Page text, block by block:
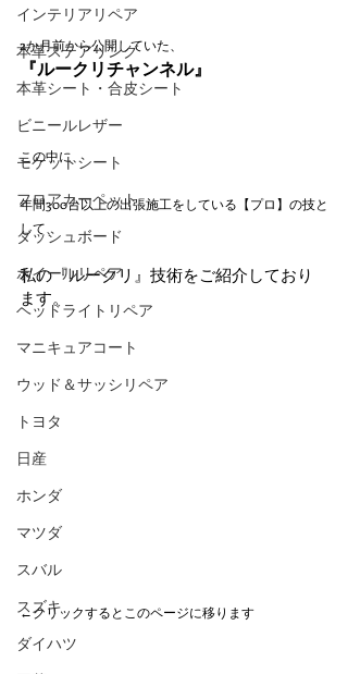
インテリアリペア
本革ステアリング
本革シート・合皮シート
ビニールレザー
モケットシート
フロアカーペット
ダッシュボード
ホイールリペア
ヘッドライトリペア
マニキュアコート
ウッド＆サッシリペア
トヨタ
日産
ホンダ
マツダ
スバル
スズキ
ダイハツ
2か月前から公開していた、
『ルークリチャンネル』
この中に、
年間300台以上の出張施工をしている【プロ】の技と
して、
私の『ルークリ』技術をご紹介しており
ます。
←クリックするとこのページに移ります